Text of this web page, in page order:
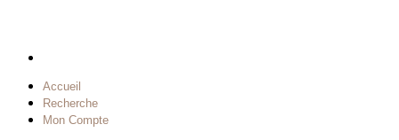
Accueil
Recherche
Mon Compte